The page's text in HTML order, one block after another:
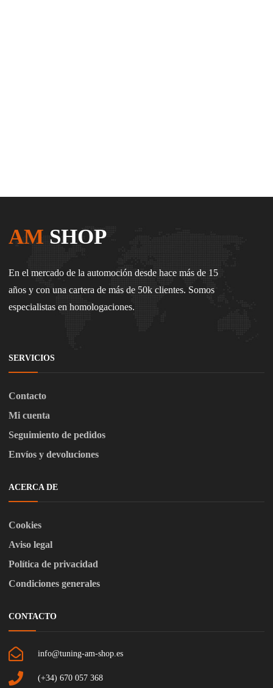
AM SHOP
En el mercado de la automoción desde hace más de 15
años y con una cartera de más de 50k clientes. Somos
especialistas en homologaciones.
SERVICIOS
Contacto
Mi cuenta
Seguimiento de pedidos
Envíos y devoluciones
ACERCA DE
Cookies
Aviso legal
Política de privacidad
Condiciones generales
CONTACTO
info@tuning-am-shop.es
(+34) 670 057 368